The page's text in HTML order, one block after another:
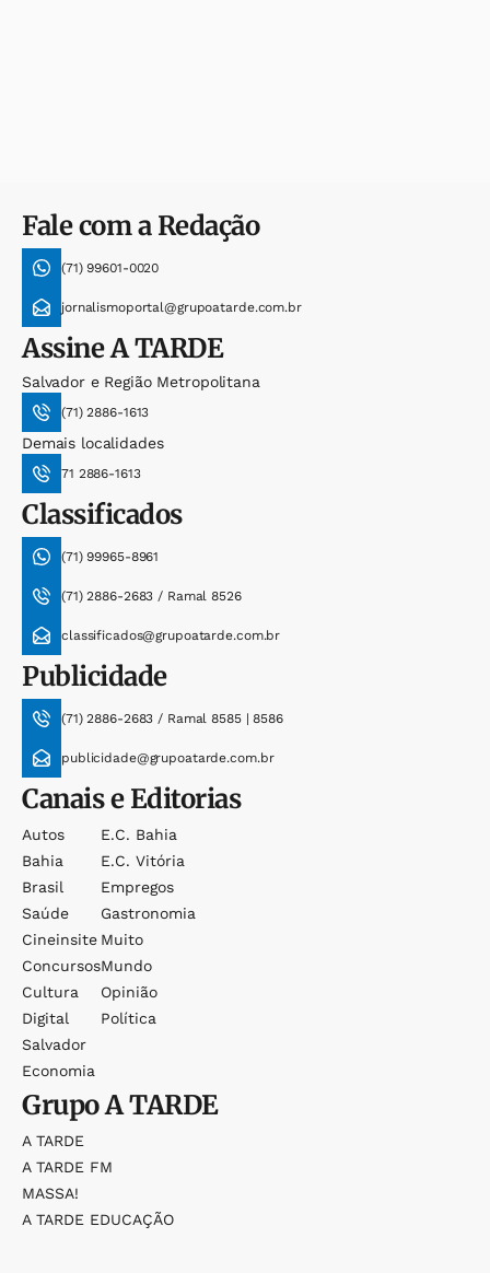
Fale com a Redação
(71) 99601-0020
jornalismoportal@grupoatarde.com.br
AssineA TARDE
Salvador e Região Metropolitana
(71) 2886-1613
Demais localidades
71 2886-1613
Classificados
(71) 99965-8961
(71) 2886-2683 / Ramal 8526
classificados@grupoatarde.com.br
Publicidade
(71) 2886-2683 / Ramal 8585 | 8586
publicidade@grupoatarde.com.br
Canais e Editorias
Autos
Bahia
Brasil
Saúde
Cineinsite
Concursos
Cultura
Digital
Salvador
Economia
E.c. Bahia
E.c. Vitória
Empregos
Gastronomia
Muito
Mundo
Opinião
Política
GrupoA TARDE
A TARDE
A TARDE FM
MASSA!
A TARDE EDUCAÇÃO